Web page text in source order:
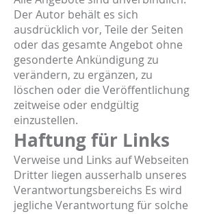
Der Autor behält es sich
ausdrücklich vor, Teile der Seiten
oder das gesamte Angebot ohne
gesonderte Ankündigung zu
verändern, zu ergänzen, zu
löschen oder die Veröffentlichung
zeitweise oder endgültig
einzustellen.
Haftung für Links
Verweise und Links auf Webseiten
Dritter liegen ausserhalb unseres
Verantwortungsbereichs Es wird
jegliche Verantwortung für solche